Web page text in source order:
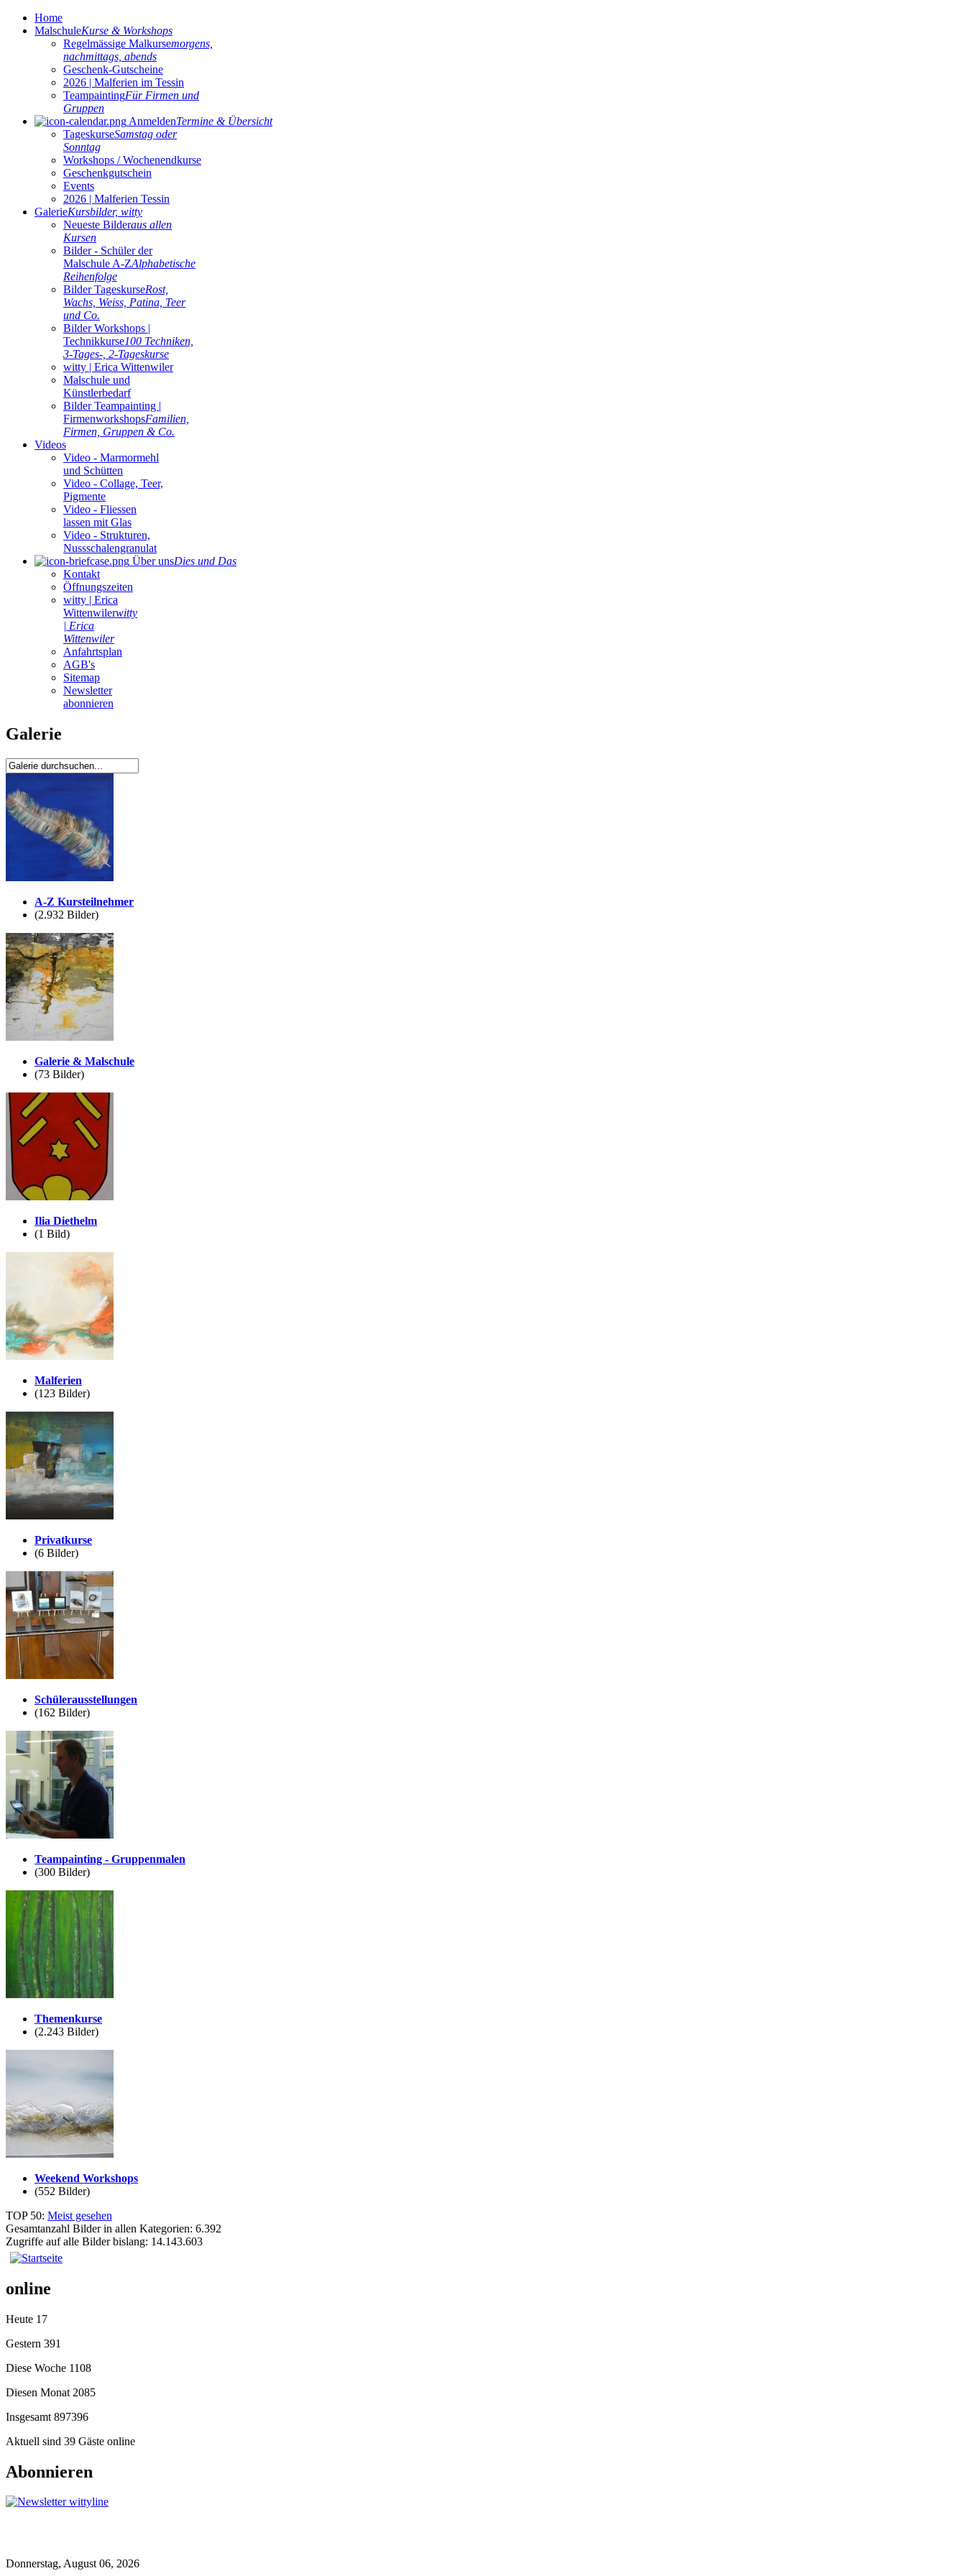
Home
MalschuleKurse & Workshops
Regelmässige Malkursemorgens,
nachmittags, abends
Geschenk-Gutscheine
2026 | Malferien im Tessin
TeampaintingFür Firmen und
Gruppen
AnmeldenTermine & Übersicht
TageskurseSamstag oder
Sonntag
Workshops / Wochenendkurse
Geschenkgutschein
Events
2026 | Malferien Tessin
GalerieKursbilder, witty
Neueste Bilderaus allen
Kursen
Bilder - Schüler der
Malschule A-ZAlphabetische
Reihenfolge
Bilder TageskurseRost,
Wachs, Weiss, Patina, Teer
und Co.
Bilder Workshops |
Technikkurse100 Techniken,
3-Tages-, 2-Tageskurse
witty | Erica Wittenwiler
Malschule und
Künstlerbedarf
Bilder Teampainting |
FirmenworkshopsFamilien,
Firmen, Gruppen & Co.
Videos
Video - Marmormehl
und Schütten
Video - Collage, Teer,
Pigmente
Video - Fliessen
lassen mit Glas
Video - Strukturen,
Nussschalengranulat
Über unsDies und Das
Kontakt
Öffnungszeiten
witty | Erica
Wittenwilerwitty
| Erica
Wittenwiler
Anfahrtsplan
AGB's
Sitemap
Newsletter
abonnieren
Galerie
A-Z Kursteilnehmer
(2.932 Bilder)
Galerie & Malschule
(73 Bilder)
Ilia Diethelm
(1 Bild)
Malferien
(123 Bilder)
Privatkurse
(6 Bilder)
Schülerausstellungen
(162 Bilder)
Teampainting - Gruppenmalen
(300 Bilder)
Themenkurse
(2.243 Bilder)
Weekend Workshops
(552 Bilder)
TOP 50: Meist gesehen
Gesamtanzahl Bilder in allen Kategorien: 6.392
Zugriffe auf alle Bilder bislang: 14.143.603
online
Heute 17
Gestern 391
Diese Woche 1108
Diesen Monat 2085
Insgesamt 897396
Aktuell sind 39 Gäste online
Abonnieren
Donnerstag, August 06, 2026